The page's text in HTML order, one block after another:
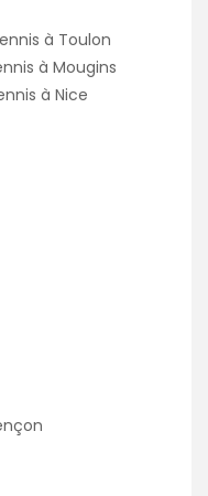
à Toulon
à Mougins
à Nice